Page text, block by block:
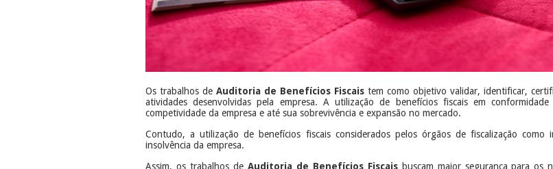
Os trabalhos de Auditoria de Benefícios Fiscais tem como objetivo validar, identificar,
atividades desenvolvidas pela empresa. A utilização de benefícios fiscais em
competividade da empresa e até sua sobrevivência e expansão no mercado.
Contudo, a utilização de benefícios fiscais considerados pelos órgãos de fiscalização
insolvência da empresa.
Assim, os trabalhos de Auditoria de Benefícios Fiscais buscam maior segurança para os